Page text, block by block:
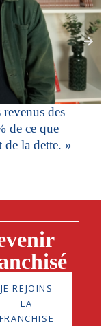
des
de ce que
de la dette. »
JE REJOINS
LA
FRANCHISE